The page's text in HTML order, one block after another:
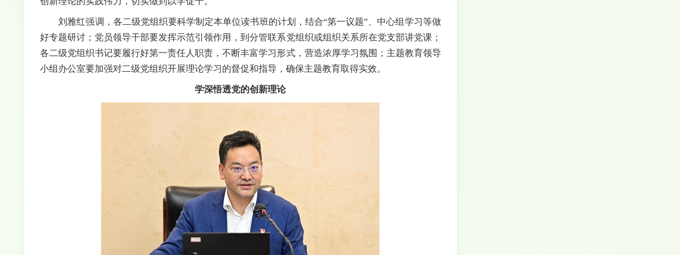
刘雅红强调，各二级党组织要科学制定本单位读书班的计划，结合“第一议题”、中心组学习等做
好专题研讨；党员领导干部要发挥示范引领作用，到分管联系党组织或组织关系所在党支部讲党课；
各二级党组织书记要履行好第一责任人职责，不断丰富学习形式，营造浓厚学习氛围；主题教育领导
小组办公室要加强对二级党组织开展理论学习的督促和指导，确保主题教育取得实效。
学深悟透党的创新理论